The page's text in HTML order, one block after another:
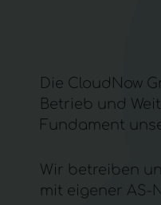
Die CloudNow
Betrieb und
Fundament
Wir betreiben
mit eigener